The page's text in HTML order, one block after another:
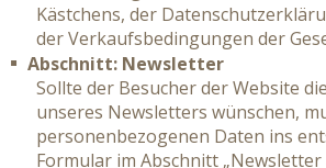
Kästchens, der
der Verkaufsbedingungen der
Abschnitt: Newsletter
Sollte der Besucher der Website
unseres Newsletters wünschen,
personenbezogenen Daten ins
Formular im Abschnitt „Newsletter